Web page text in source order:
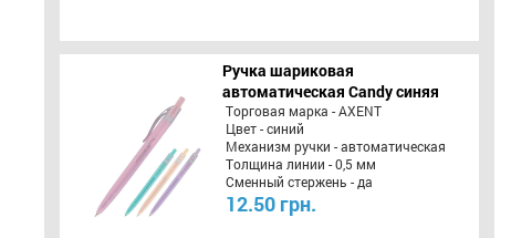
Ручка шариковая
автоматическая Candy синяя
Торговая марка - AXENT
Цвет - синий
Механизм ручки - автоматическая
Толщина линии - 0,5 мм
Сменный стержень - да
12.50 грн.